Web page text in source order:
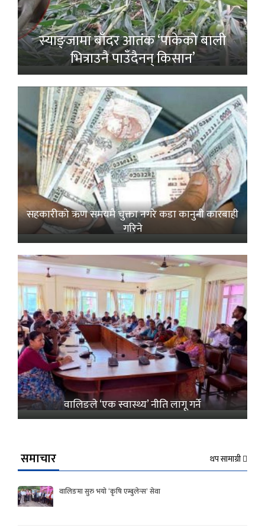
स्याङ्जामा बाँदर आतंक ‘पाकेको बाली
भित्राउनै पाउँदैनन् किसान’
सहकारीको ऋण समयमै चुक्ता नगरे कडा कानुनी कारबाही
गरिने
वालिङले ‘एक स्वास्थ्य’ नीति लागू गर्ने
समाचार थप सामाग्री
वालिङमा सुरु भयो ‘कृषि एम्बुलेन्स’ सेवा